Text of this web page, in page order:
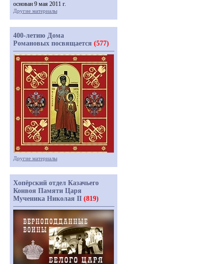
основан 9 мая 2011 г.
Другие материалы
400-летию Дома
Романовых посвящается (577)
Другие материалы
Хопёрский отдел Казачьего
Конвоя Памяти Царя
Мученика Николая II (819)